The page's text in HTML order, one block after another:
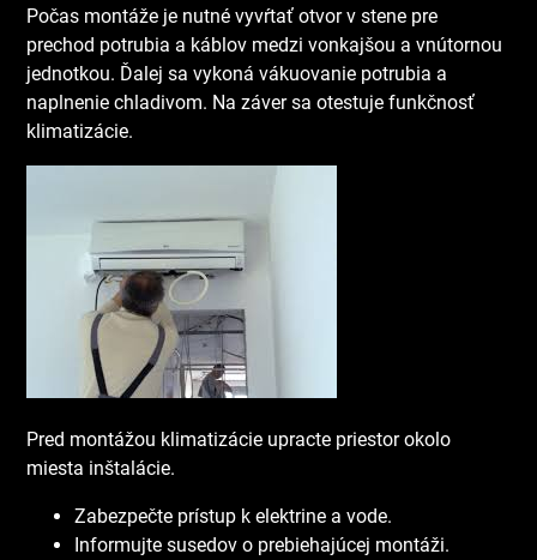
Počas montáže je nutné vyvŕtať otvor v stene pre
prechod potrubia a káblov medzi vonkajšou a vnútornou
jednotkou. Ďalej sa vykoná vákuovanie potrubia a
naplnenie chladivom. Na záver sa otestuje funkčnosť
klimatizácie.
Pred montážou klimatizácie upracte priestor okolo
miesta inštalácie.
Zabezpečte prístup k elektrine a vode.
Informujte susedov o prebiehajúcej montáži.